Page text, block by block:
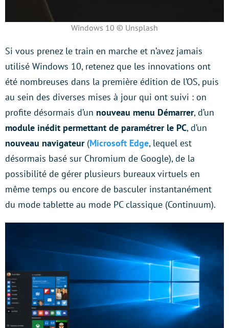
Windows 10 © Unsplash
Si vous prenez le train en marche et n’avez jamais
utilisé Windows 10, retenez que les innovations ont
été nombreuses dans la première édition de l’OS, puis
au sein des diverses mises à jour qui ont suivi : on
profite désormais d’un nouveau menu Démarrer, d’un
module inédit permettant de paramétrer le PC, d’un
nouveau navigateur(Microsoft Edge, lequel est
désormais basé sur Chromium de Google), de la
possibilité de gérer plusieurs bureaux virtuels en
même temps ou encore de basculer instantanément
du mode tablette au mode PC classique (Continuum).